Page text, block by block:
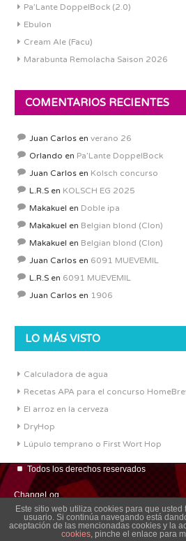
Pa’Lante DoppelBock (2.0)
Ebulon
Cream Ale (Facu)
Marabunta Remolacha Saison 2026
COMENTARIOS RECIENTES
Juan Carlos en verano 26
Orlando en Pa’Lante DoppelBock
Juan Carlos en Kolsch concurso
L.R.S en KOLSCH EG 2025
Makakuel en Doble ipa
Makakuel en Belgian blond (Clon)
Makakuel en Belgian blond (Clon)
Juan Carlos en 6091 MUEVEMIL
L.R.S en 6091 MUEVEMIL
Juan Carlos en 1906
LO MÁS VISTO
Calculadora de agua
Recetas APA para el concurso
El arroz en la cerveza
DryHop
Lúpulo temprano o First Wort Hop
Todos los derechos reservados
ChangeLog
Este sitio web utiliza cookies para que
usuario. Si continúa navegando está
aceptación de las mencionadas cookies y la
cookies, pinche el enlace para